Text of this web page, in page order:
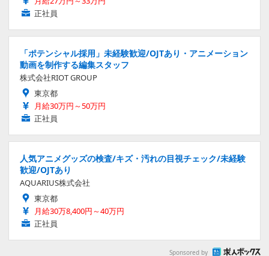
正社員
「ポテンシャル採用」未経験歓迎/OJTあり・アニメーション
動画を制作する編集スタッフ
株式会社RIOT GROUP
東京都
月給30万円～50万円
正社員
人気アニメグッズの検査/キズ・汚れの目視チェック/未経験
歓迎/OJTあり
AQUARIUS株式会社
東京都
月給30万8,400円～40万円
正社員
Sponsored by